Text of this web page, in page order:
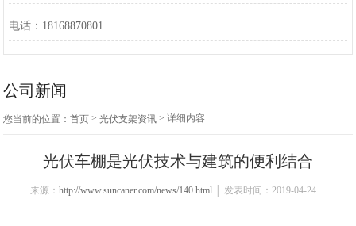
电话：18168870801
公司新闻
您当前的位置：首页 >光伏支架资讯 > 详细内容
光伏车棚是光伏技术与建筑的便利结合
来源： http://www.suncaner.com/news/140.html │ 发表时间：2019-04-24